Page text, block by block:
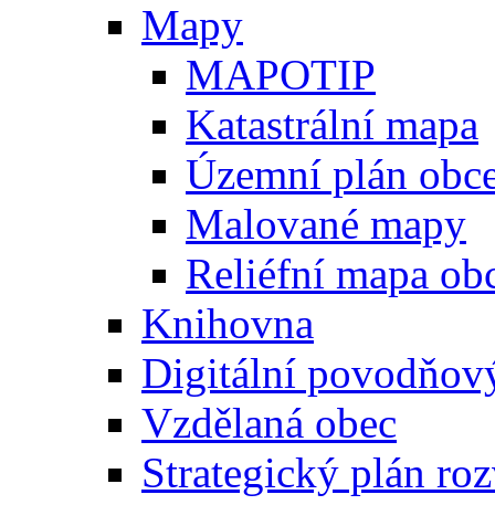
Mapy
MAPOTIP
Katastrální mapa
Územní plán
Malované mapy
Reliéfní mapa
Knihovna
Digitální
Vzdělaná obec
Strategický plán